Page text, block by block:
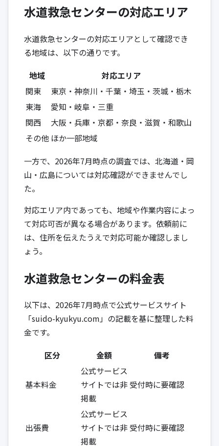
水道救急センターの対応エリア
水道救急センターの対応エリアとして確認でき
る地域は、以下の通りです。
地域
対応エリア
関東
東京・神奈川・千葉・埼玉・茨城・栃木
東海
愛知・岐阜・三重
関西
大阪・兵庫・京都・奈良・滋賀・和歌山
その他 ほか一部地域
一方で、2026年7月時点の調査では、北海道・岡
山・広島については対応確認ができませんでし
た。
対応エリア内であっても、地域や作業内容によっ
て対応可否が異なる場合があります。依頼前に
は、住所を伝えたうえで対応可能か確認しまし
ょう。
水道救急センターの料金表
以下は、2026年7月時点で公式サービスサイト
「suido-kyukyu.com」の記載を基に整理した料
金です。
区分
金額 備考
基本料金
公式サービス
サイトでは非
掲載
受付時に要確認
出張費
公式サービス
サイトでは非
掲載
受付時に要確認